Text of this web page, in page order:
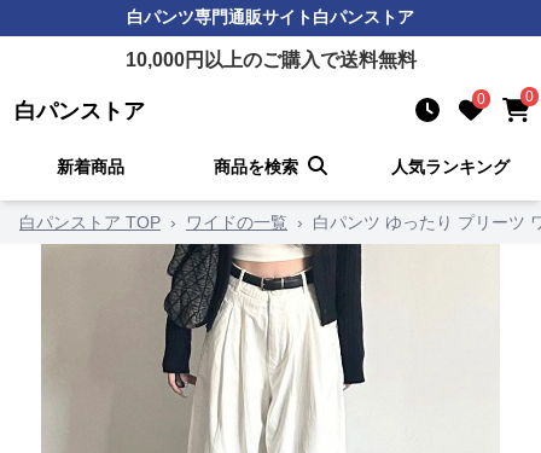
白パンツ専門通販サイト白パンストア
10,000円以上のご購入で送料無料
白パンストア 0 0
新着商品 商品を検索 人気ランキング
白パンストア TOP › ワイドの一覧 › 白パンツ ゆったり プリーツ